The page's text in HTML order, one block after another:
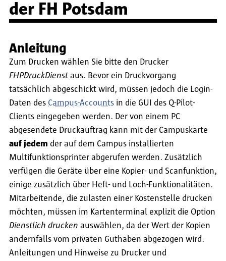
der FH Potsdam
Anleitung
Zum Drucken wählen Sie bitte den Drucker
FHPDruckDienstaus. Bevor ein Druckvorgang
tatsächlich abgeschickt wird, müssen jedoch die Login-
Daten des Campus-Accounts in die GUI des Q-Pilot-
Clients eingegeben werden. Der von einem PC
abgesendete Druckauftrag kann mit der Campuskarte
auf jedem der auf dem Campus installierten
Multifunktionsprinter abgerufen werden. Zusätzlich
verfügen die Geräte über eine Kopier- und Scanfunktion,
einige zusätzlich über Heft- und Loch-Funktionalitäten.
Mitarbeitende, die zulasten einer Kostenstelle drucken
möchten, müssen im Kartenterminal explizit die Option
Dienstlich drucken auswählen, da der Wert der Kopien
andernfalls vom privaten Guthaben abgezogen wird.
Anleitungen und Hinweise zu Drucker und